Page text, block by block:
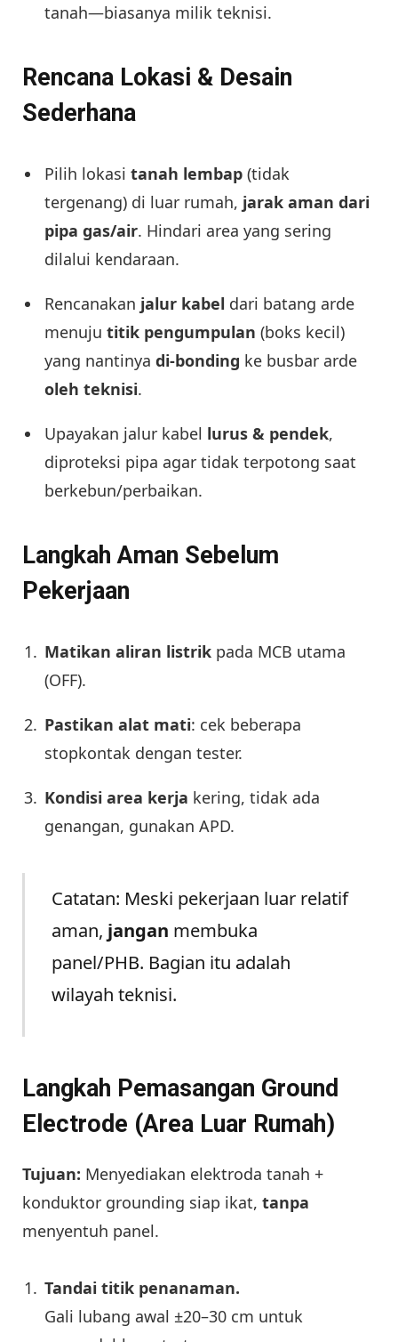
tanah—biasanya milik teknisi.
Rencana Lokasi & Desain
Sederhana
Pilih lokasi tanah lembap (tidak
tergenang) di luar rumah, jarak aman dari
pipa gas/air. Hindari area yang sering
dilalui kendaraan.
Rencanakan jalur kabel dari batang arde
menuju titik pengumpulan (boks kecil)
yang nantinya di-bonding ke busbar arde
oleh teknisi.
Upayakan jalur kabel lurus & pendek,
diproteksi pipa agar tidak terpotong saat
berkebun/perbaikan.
Langkah Aman Sebelum
Pekerjaan
Matikan aliran listrik pada MCB utama
(OFF).
Pastikan alat mati: cek beberapa
stopkontak dengan tester.
Kondisi area kerja kering, tidak ada
genangan, gunakan APD.
Catatan: Meski pekerjaan luar relatif
aman, jangan membuka
panel/PHB. Bagian itu adalah
wilayah teknisi.
Langkah Pemasangan Ground
Electrode (Area Luar Rumah)
Tujuan: Menyediakan elektroda tanah +
konduktor grounding siap ikat, tanpa
menyentuh panel.
Tandai titik penanaman.
Gali lubang awal ±20–30 cm untuk